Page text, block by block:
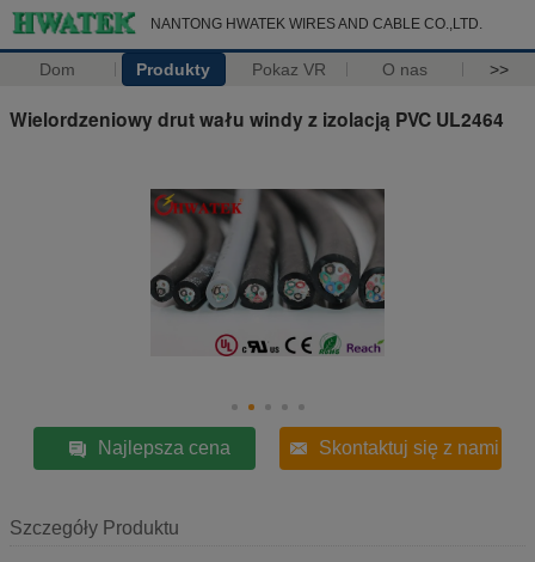
NANTONG HWATEK WIRES AND CABLE CO.,LTD.
Dom Produkty Pokaz VR O nas >>
Wielordzeniowy drut wału windy z izolacją PVC UL2464
Najlepsza cena Skontaktuj się z nami
Szczegóły Produktu